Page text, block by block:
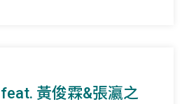
黃俊霖&張瀛之